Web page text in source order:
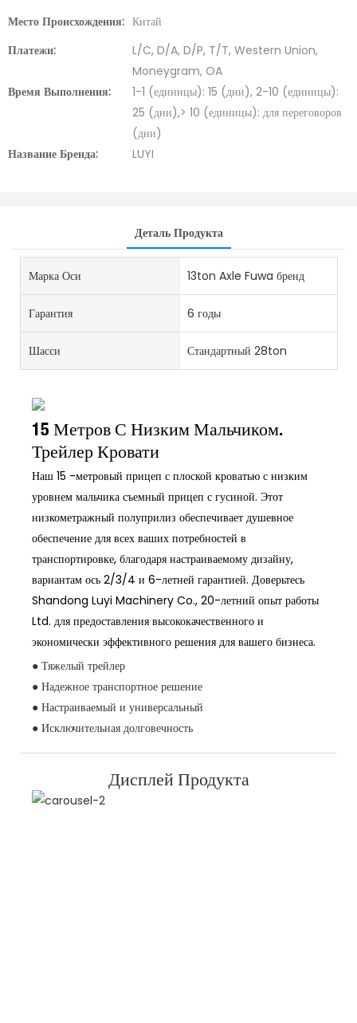
Место Происхождения: Китай
Платежи:
L/C, D/A, D/P, T/T, Western Union,
Moneygram, OA
Время Выполнения:
1-1 (единицы): 15 (дни), 2-10 (единицы):
25 (дни),> 10 (единицы): для переговоров
(дни)
Название Бренда:
LUYI
Деталь Продукта
Марка Оси 13ton Axle Fuwa бренд
Гарантия 6 годы
Шасси Стандартный 28ton
15 Метров С Низким Мальчиком.
Трейлер Кровати
Наш 15 -метровый прицеп с плоской кроватью с низким
уровнем мальчика съемный прицеп с гусиной. Этот
низкометражный полуприлиз обеспечивает душевное
обеспечение для всех ваших потребностей в
транспортировке, благодаря настраиваемому дизайну,
вариантам ось 2/3/4 и 6-летней гарантией. Доверьтесь
Shandong Luyi Machinery Co., 20-летний опыт работы
Ltd. для предоставления высококачественного и
экономически эффективного решения для вашего бизнеса.
● Тяжелый трейлер
● Надежное транспортное решение
● Настраиваемый и универсальный
● Исключительная долговечность
Дисплей Продукта